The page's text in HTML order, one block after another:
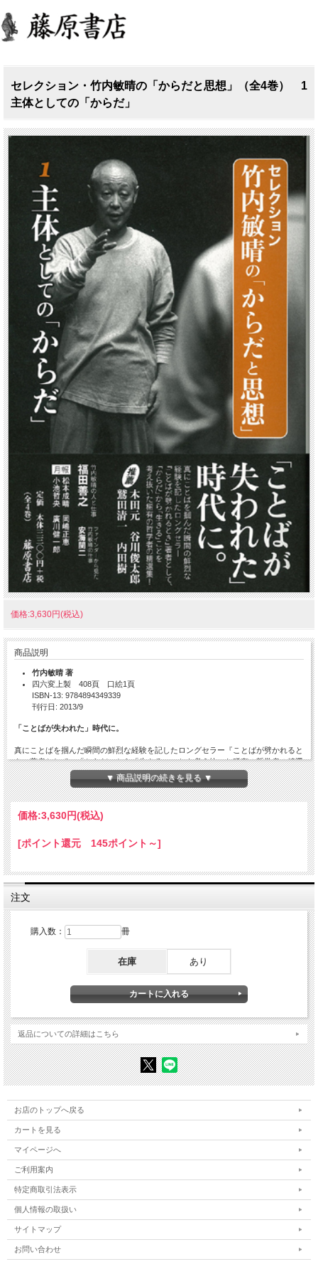
セレクション・竹内敏晴の「からだと思想」（全4巻） 1
主体としての「からだ」
価格:3,630円(税込)
商品説明
竹内敏晴 著
四六変上製 408頁 口絵1頁
ISBN-13: 9784894349339
刊行日: 2013/9
「ことばが失われた」時代に。
真にことばを掴んだ瞬間の鮮烈な経験を記したロングセラー『ことばが劈かれると
き』著者として、「からだ」から「生きる」ことを考え抜いた稀有の哲学者の精選
集！
〈月報〉松本成晴・岡嶋正恵・小池哲央・廣川健一郎
目次
ことばとの出会い／からだとの出会い／
治癒としてのレッスン／おわりに
Ⅱ 「私」をつくり、「私」が超えようとしたもの
Ⅲ 演劇人・竹内敏晴
「アングラ以前」――あるいは「前期アングラ」として
からだの変容――憑依と仮面
演劇を壊し、関係をつくる――私のワークショップ考
◎竹内敏晴の人と仕事1 「「竹ちゃん」の予見」福田善之
◎ファインダーから見た竹内敏晴の仕事1
著者紹介
●竹内敏晴（たけうち・としはる）
集団・変身を経て、72年竹内演劇研究所開設（～86年）。79～84年宮城教育大学
教授。その後も「からだとことばのレッスン」に基づく演劇創造、人間関係の気づ
きと変容、障害者療育に取り組みつづける。2009年9月7日死去。
著書に『ことばが劈かれるとき』（思想の科学社、のちちくま文庫）『声が生まれ
る』（中公新書）『生きることのレッスン』（トランスビュー）『からだ＝魂のド
ラマ』（林竹二との共著）『「出会う」ということ』『レッスンする人――語り下
ろし自伝』（以上、藤原書店）など多数。
＊ここに掲載する略歴は本書刊行時のものです
▼ 商品説明の続きを見る ▼
価格:3,630円(税込)
[ポイント還元 145ポイント～]
注文
購入数： 冊
在庫 あり
返品についての詳細はこちら
お店のトップへ戻る
カートを見る
マイページへ
ご利用案内
特定商取引法表示
個人情報の取扱い
サイトマップ
お問い合わせ